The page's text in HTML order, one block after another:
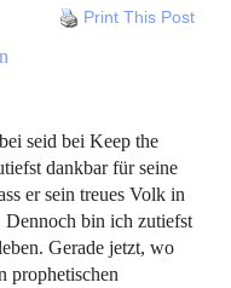
Print This Post
seid bei Keep the
dankbar für seine
er sein treues Volk in
bin ich zutiefst
Gerade jetzt, wo
prophetischen